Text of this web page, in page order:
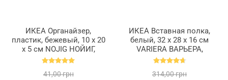
ИКЕА Органайзер,
пластик, бежевый, 10 x 20
x 5 см NOJIG НОЙИГ,
704.574.87
41,00 грн
ИКЕА Вставная полка,
белый, 32 x 28 x 16 см
VARIERA ВАРЬЕРА,
601.366.23
314,00 грн